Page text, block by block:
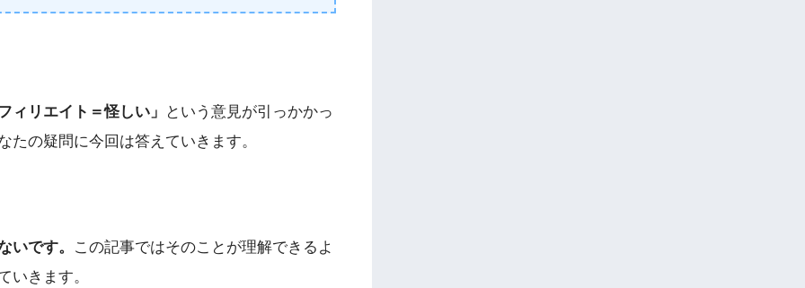
ィリエイト＝怪しい」
という意見が引っかかっ
の疑問に今回は答えていきます。
いです。
この記事ではそのことが理解できるよ
いきます。